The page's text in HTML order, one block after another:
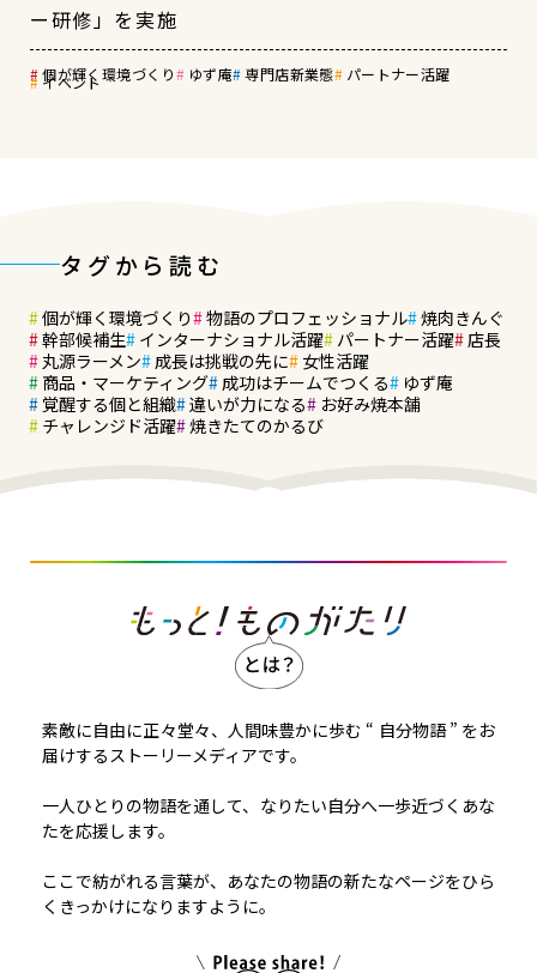
ー研修」を実施
個が輝く環境づくり ゆず庵 専門店新業態 パートナー活躍
イベント
タグから読む
個が輝く環境づくり 物語のプロフェッショナル 焼肉きんぐ
幹部候補生
インターナショナル活躍 パートナー活躍 店長
丸源ラーメン
成長は挑戦の先に
女性活躍
商品・マーケティング 成功はチームでつくる
ゆず庵
覚醒する個と組織 違いが力になる
お好み焼本舗
チャレンジド活躍 焼きたてのかるび
素敵に自由に正々堂々、人間味豊かに歩む “ 自分物語 ” をお
届けするストーリーメディアです。
一人ひとりの物語を通して、なりたい自分へ一歩近づくあな
たを応援します。
ここで紡がれる言葉が、あなたの物語の新たなページをひら
くきっかけになりますように。